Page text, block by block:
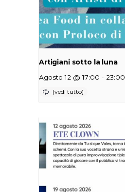
Artigiani sotto la luna
Agosto 12 @ 17:00 - 23:00